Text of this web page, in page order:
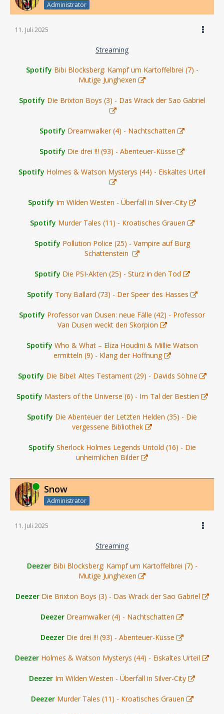
Administrator
11. Juli 2025
Streaming
Spotify Bibi Blocksberg: Kampf um Kartoffelbrei (7) -
Mutige Junghexen
Spotify Die Brixton Boys (3) - Das Wrack der Sao Gabriel
Spotify Dreamwalker (4) - Nachtschatten
Spotify Die drei !!! (93) - Abenteuer-Küsse
Spotify Holmes & Watson Mysterys (44) - Eiskaltes Urteil
Spotify Im Wilden Westen - Überfall in Silver-City
Spotify Murder Tales (11) - Kroatisches Grauen
Spotify Pollution Police (25) - Vampire auf Burg
Schattenstein
Spotify Die PSI-Akten (25) - Sturz in den Tod
Spotify Tony Ballard (73) - Der Speer des Hasses
Spotify Professor van Dusen: neue Fälle (42) - Professor
Van Dusen weckt den Skorpion
Spotify Who & What – Eliza Houdini & Millie Watson
ermitteln (9) - Klang der Hoffnung
Spotify Die Bibel: Altes Testament (29) - Davids Söhne
Spotify Masters of the Universe (6) - Im Tal der Bestien
Spotify Die Abenteuer der Letzten Helden (35) - Die
vergessene Bibliothek
Spotify Sherlock Holmes Legends Untold (16) - Die
unheimlichen Bilder
Online Snow
Administrator
11. Juli 2025
Streaming
Deezer Bibi Blocksberg: Kampf um Kartoffelbrei (7) -
Mutige Junghexen
Deezer Die Brixton Boys (3) - Das Wrack der Sao Gabriel
Deezer Dreamwalker (4) - Nachtschatten
Deezer Die drei !!! (93) - Abenteuer-Küsse
Deezer Holmes & Watson Mysterys (44) - Eiskaltes Urteil
Deezer Im Wilden Westen - Überfall in Silver-City
Deezer Murder Tales (11) - Kroatisches Grauen